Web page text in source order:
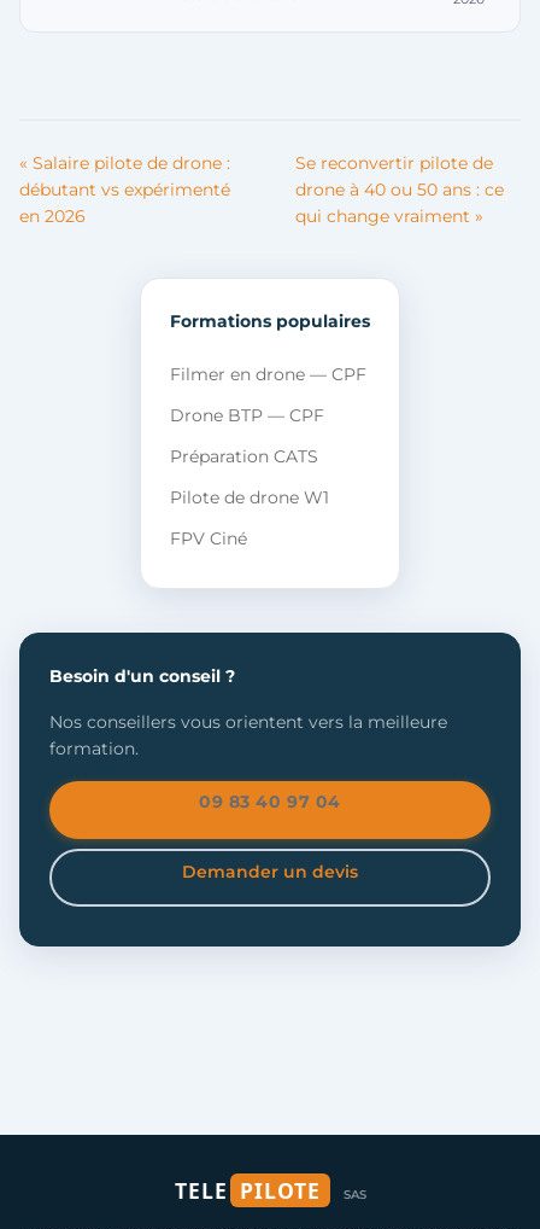
« Salaire pilote de drone :
débutant vs expérimenté
en 2026
Se reconvertir pilote de
drone à 40 ou 50 ans : ce
qui change vraiment »
Formations populaires
Filmer en drone — CPF
Drone BTP — CPF
Préparation CATS
Pilote de drone W1
FPV Ciné
Besoin d'un conseil ?
Nos conseillers vous orientent vers la meilleure
formation.
09 83 40 97 04
Demander un devis
TELE PILOTE SAS